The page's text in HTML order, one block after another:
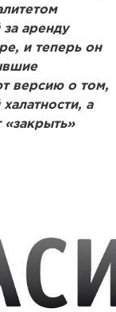
аренду
и теперь он
версию о том,
а
«закрыть»